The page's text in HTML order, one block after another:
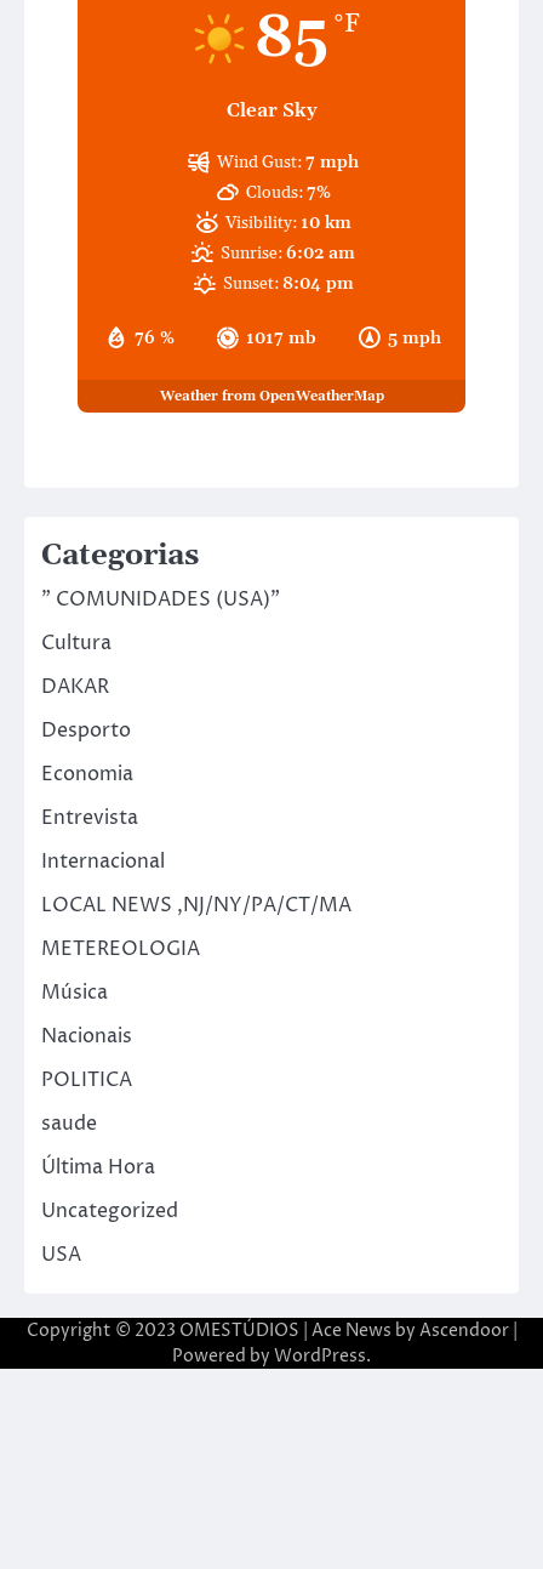
85 °F
Clear Sky
76 % 1017 mb 5 mph
Wind Gust:7 mph
Clouds:7%
Visibility: 10 km
Sunrise:6:02 am
Sunset:8:04 pm
Weather from OpenWeatherMap
Categorias
" COMUNIDADES (USA)"
Cultura
DAKAR
Desporto
Economia
Entrevista
Internacional
LOCAL NEWS ,NJ/NY/PA/CT/MA
METEREOLOGIA
Música
Nacionais
POLITICA
saude
Última Hora
Uncategorized
USA
Copyright © 2023 OMESTÚDIOS | Ace News by Ascendoor|
Powered by WordPress.